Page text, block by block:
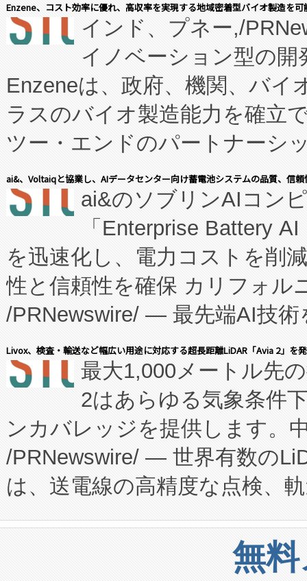
Enzene、コスト効率に優れ、高収率を実現する地域密着型バイオ製造を
インド、プネー,/
イノベーション型の
Enzeneは、政府、機関、バイ
ラスのバイオ製造能力を確立
ツー・エンドのパートナーシ
表しました。 同社の実績ある
manufacturing™ (FCCM™) プ
たNeXは、バイオ医薬品製造
従来のフェッドバッチ施設の
に、患者やサプライチェーン
キー方式で拡張性が高く、持
す。FCCM‑を活用した現地生
患者にとっての費用負担を大
のアクセスを大幅に拡大する
Fully-Connected Continuous
プログラムには、施設設計・
に関する技術移転および知的
構造化トレーニングカリキュ
上げおよび商用化段階におけ
設備整備および立ち上げ調整
ai&、Voltaiqと協業し、AIデータセンター向け蓄電池システムの品質、信
ai&のソブリンAIコン
「Enterprise Battery
を迅速化し、電力コストを削
性と信頼性を確保 カリフォル
/PRNewswire/ — 最先端AI技術
会社エーアイ・アンド：本社
President原信平）と、エンタ
ードするVoltaiqは、日本にあ
ーエネルギー貯蔵システム（
た。 Voltaiq独自のAI搭載プラ
定、統合、導入、運用に至る
安全性を追跡し、確保する事
増加しているデータセンター
る電力網に大きな負担をかけ
Livox、検査・輸送など幅広い用途に対応する超長距離LiDAR「Avia 2」を
最大1,000メートル先
2はあらゆる気象条件
ンカバレッジを提供します。
/PRNewswire/ — 世界有数の
は、送電線の高精度な点検、
や穀物倉庫におけるバルク材
リューション「Avia 2」を発
したAvia 2は、1,000メート
無